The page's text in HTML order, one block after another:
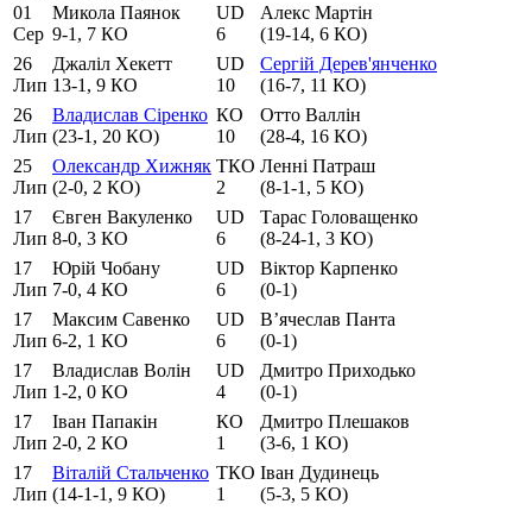
01
Сер
Микола Паянок
9-1, 7 КО
UD
6
Алекс Мартiн
(19-14, 6 КО)
26
Лип
Джаліл Хекетт
13-1, 9 КО
UD
10
Сергій Дерев'янченко
(16-7, 11 КО)
26
Лип
Владислав Сіренко
(23-1, 20 КО)
КО
10
Отто Валлін
(28-4, 16 КО)
25
Лип
Олександр Хижняк
(2-0, 2 КО)
ТКО
2
Ленні Патраш
(8-1-1, 5 КО)
17
Лип
Євген Вакуленко
8-0, 3 КО
UD
6
Тарас Головащенко
(8-24-1, 3 КО)
17
Лип
Юрій Чобану
7-0, 4 КО
UD
6
Віктор Карпенко
(0-1)
17
Лип
Максим Савенко
6-2, 1 КО
UD
6
В’ячеслав Панта
(0-1)
17
Лип
Владислав Волін
1-2, 0 КО
UD
4
Дмитро Приходько
(0-1)
17
Лип
Іван Папакін
2-0, 2 КО
КО
1
Дмитро Плешаков
(3-6, 1 КО)
17
Лип
Віталій Стальченко
(14-1-1, 9 КО)
ТКО
1
Іван Дудинець
(5-3, 5 КО)